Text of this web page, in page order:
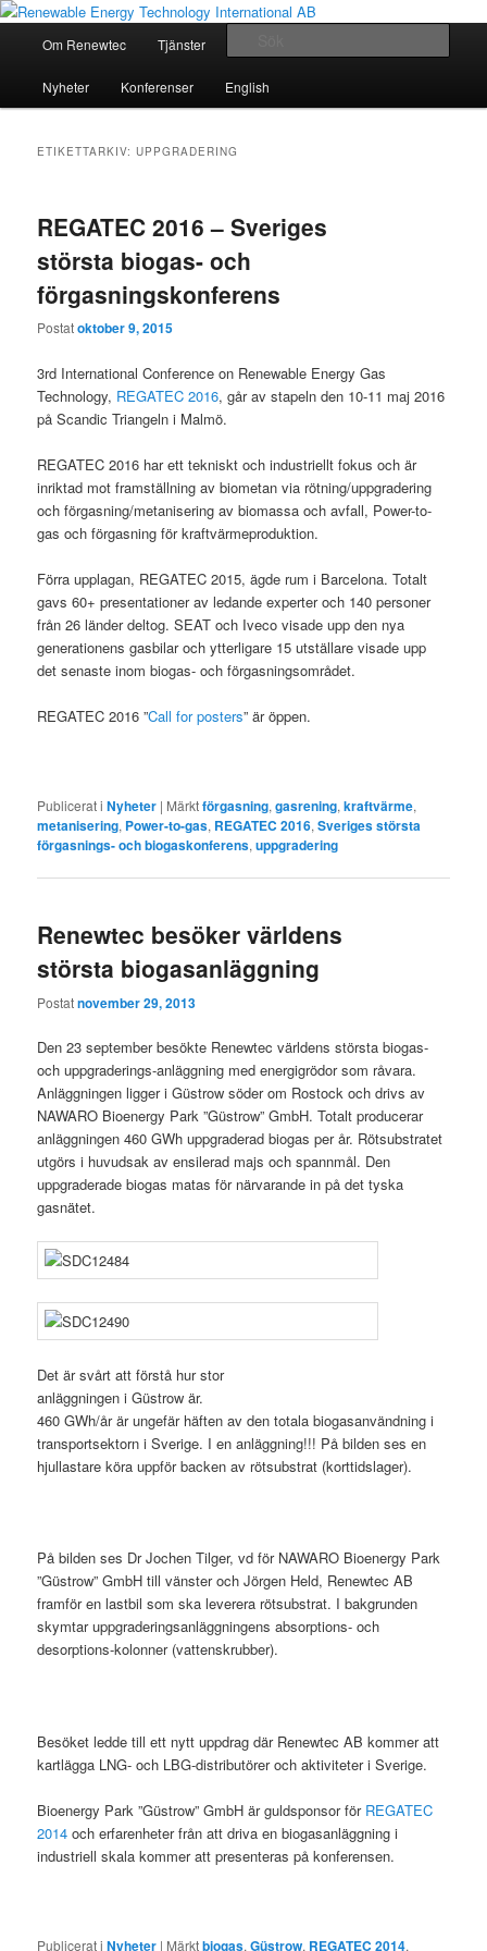
Renewable Energy Technology
For a better world
Hoppa
till
Hoppa
till
Om Renewtec Tjänster
Nyheter Konferenser English
ETIKETTARKIV:UPPGRADERING
REGATEC 2016 – Sveriges
största biogas- och
förgasningskonferens
Postatoktober 9, 2015
3rd International Conference on Renewable Energy Gas
Technology, REGATEC 2016, går av stapeln den 10-11 maj 2016
på Scandic Triangeln i Malmö.
REGATEC 2016 har ett tekniskt och industriellt fokus och är
inriktad mot framställning av biometan via rötning/uppgradering
och förgasning/metanisering av biomassa och avfall, Power-to-
gas och förgasning för kraftvärmeproduktion.
Förra upplagan, REGATEC 2015, ägde rum i Barcelona. Totalt
gavs 60+ presentationer av ledande experter och 140 personer
från 26 länder deltog. SEAT och Iveco visade upp den nya
generationens gasbilar och ytterligare 15 utställare visade upp
det senaste inom biogas- och förgasningsområdet.
REGATEC 2016 ”Call for posters” är öppen.
Publicerat i Nyheter | Märktförgasning,gasrening,kraftvärme,
metanisering, Power-to-gas, REGATEC 2016,Sveriges största
förgasnings- och biogaskonferens,uppgradering
Renewtec besöker världens
största biogasanläggning
Postatnovember 29, 2013
Den 23 september besökte Renewtec världens största biogas-
och uppgraderings-anläggning med energigrödor som råvara.
Anläggningen ligger i Güstrow söder om Rostock och drivs av
NAWARO Bioenergy Park ”Güstrow” GmbH. Totalt producerar
anläggningen 460 GWh uppgraderad biogas per år. Rötsubstratet
utgörs i huvudsak av ensilerad majs och spannmål. Den
uppgraderade biogas matas för närvarande in på det tyska
gasnätet.
Det är svårt att förstå hur stor
anläggningen i Güstrow är.
460 GWh/år är ungefär häften av den totala biogasanvändning i
transportsektorn i Sverige. I en anläggning!!! På bilden ses en
hjullastare köra uppför backen av rötsubstrat (korttidslager).
På bilden ses Dr Jochen Tilger, vd för NAWARO Bioenergy Park
”Güstrow” GmbH till vänster och Jörgen Held, Renewtec AB
framför en lastbil som ska leverera rötsubstrat. I bakgrunden
skymtar uppgraderingsanläggningens absorptions- och
desorptions-kolonner (vattenskrubber).
Besöket ledde till ett nytt uppdrag där Renewtec AB kommer att
kartlägga LNG- och LBG-distributörer och aktiviteter i Sverige.
Bioenergy Park ”Güstrow” GmbH är guldsponsor för REGATEC
2014och erfarenheter från att driva en biogasanläggning i
industriell skala kommer att presenteras på konferensen.
Publicerat i Nyheter | Märktbiogas,Güstrow, REGATEC 2014,